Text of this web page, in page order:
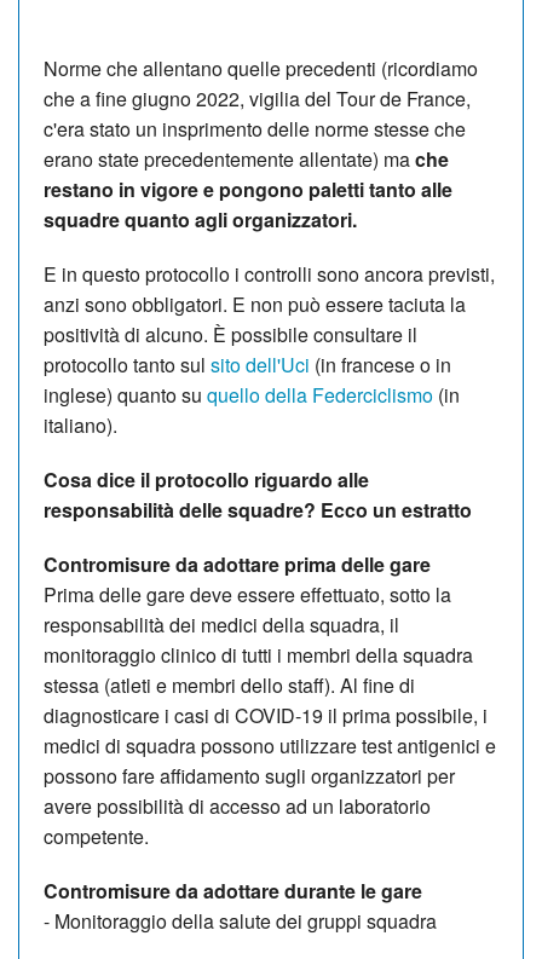
Norme che allentano quelle precedenti (ricordiamo
che a fine giugno 2022, vigilia del Tour de France,
c'era stato un insprimento delle norme stesse che
erano state precedentemente allentate) mache
restano in vigore e pongono paletti tanto alle
squadre quanto agli organizzatori.
E in questo protocollo i controlli sono ancora previsti,
anzi sono obbligatori. E non può essere taciuta la
positività di alcuno. È possibile consultare il
protocollo tanto sul sito dell'Uci (in francese o in
inglese) quanto su quello della Federciclismo (in
italiano).
Cosa dice il protocollo riguardo alle
responsabilità delle squadre? Ecco un estratto
Contromisure da adottare prima delle gare
Prima dellegaredeve essere effettuato, sotto la
responsabilità dei medici dellasquadra, il
monitoraggio clinico di tutti i membri dellasquadra
stessa (atleti e membri dello staff). Al fine di
diagnosticare i casi di COVID-19 il prima possibile, i
medici di squadra possono utilizzare test antigenici e
possonofare affidamentosugli organizzatori per
avere possibilità di accesso ad un laboratorio
competente.
Contromisure da adottare durante le gare
- Monitoraggiodella salutedei gruppi squadra